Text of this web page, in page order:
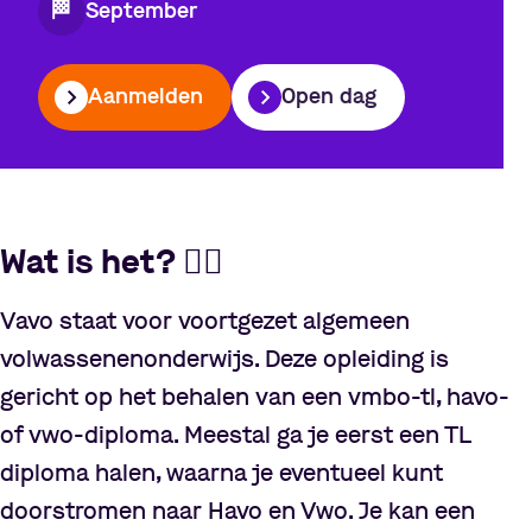
🏁 September
Aanmelden Open dag
Wat is het? 🤷‍♂️
Vavo staat voor voortgezet algemeen
volwassenenonderwijs. Deze opleiding is
gericht op het behalen van een vmbo-tl, havo-
of vwo-diploma. Meestal ga je eerst een TL
diploma halen, waarna je eventueel kunt
doorstromen naar Havo en Vwo. Je kan een